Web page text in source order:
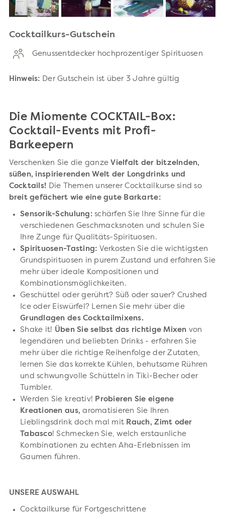
Cocktailkurs-Gutschein
Genussentdecker hochprozentiger Spirituosen
Hinweis: Der Gutschein ist über 3 Jahre gültig
Die Miomente COCKTAIL-Box:
Cocktail-Events mit Profi-
Barkeepern
Verschenken Sie die ganze Vielfalt der bitzelnden,
süßen, inspirierenden Welt der Longdrinks und
Cocktails! Die Themen unserer Cocktailkurse sind so
breit gefächert wie eine gute Barkarte:
Sensorik-Schulung:schärfen Sie Ihre Sinne für die
verschiedenen Geschmacksnoten und schulen Sie
Ihre Zunge für Qualitäts-Spirituosen.
Spirituosen-Tasting: Verkosten Sie die wichtigsten
Grundspirituosen in purem Zustand und erfahren Sie
mehr über ideale Kompositionen und
Kombinationsmöglichkeiten.
Geschüttel oder gerührt? Süß oder sauer? Crushed
Ice oder Eiswürfel? Lernen Sie mehr über die
Grundlagen des Cocktailmixens.
Shake it! Üben Sie selbst das richtige Mixen von
legendären und beliebten Drinks - erfahren Sie
mehr über die richtige Reihenfolge der Zutaten,
lernen Sie das korrekte Kühlen, behutsame Rühren
und schwungvolle Schütteln in Tiki-Becher oder
Tumbler.
Werden Sie kreativ! Probieren Sie eigene
Kreationen aus, aromatisieren Sie Ihren
Lieblingsdrink doch mal mit Rauch, Zimt oder
Tabasco! Schmecken Sie, welch erstaunliche
Kombinationen zu echten Aha-Erlebnissen im
Gaumen führen.
UNSERE AUSWAHL
Cocktailkurse für Fortgeschrittene